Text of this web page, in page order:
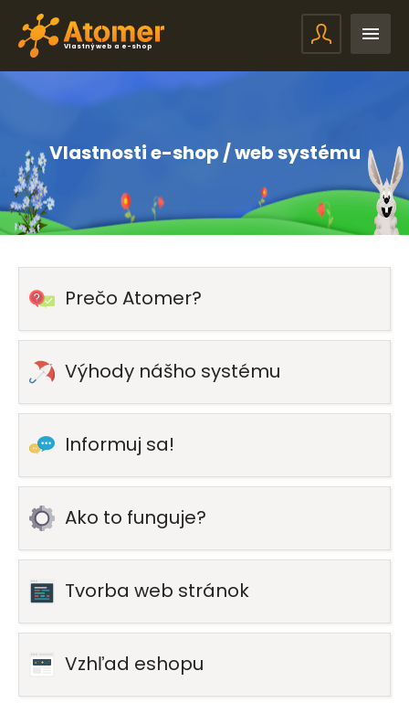
Vlastný web a e-shop
Vlastnosti e-shop / web systému
Prečo Atomer?
Výhody nášho systému
Informuj sa!
Ako to funguje?
Tvorba web stránok
Vzhľad eshopu